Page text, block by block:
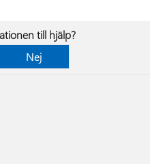
till hjälp?
Nej